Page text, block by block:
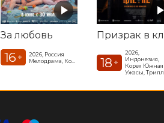
За любовь
16 +
2026, Россия
18 +
2026,
Индонезия,
Корея Южная